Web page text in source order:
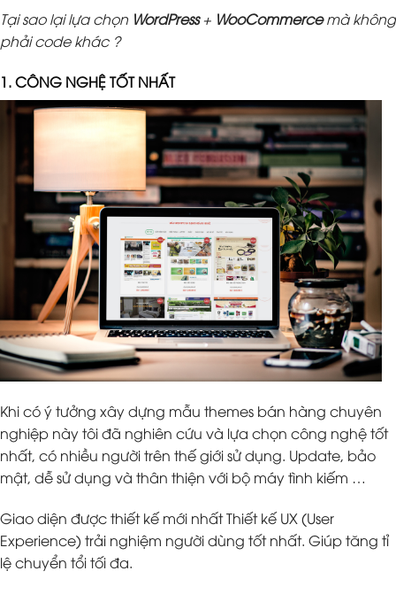
Tại sao lại lựa chọn WordPress+ WooCommercemà không
phải code khác ?
1. CÔNG NGHỆ TỐT NHẤT
Khi có ý tưởng xây dựng mẫu themes bán hàng chuyên
nghiệp này tôi đã nghiên cứu và lựa chọn công nghệ tốt
nhất, có nhiều người trên thế giới sử dụng. Update, bảo
mật, dễ sử dụng và thân thiện với bộ máy tình kiếm …
Giao diện được thiết kế mới nhất Thiết kế UX (User
Experience) trải nghiệm người dùng tốt nhất. Giúp tăng tỉ
lệ chuyển tổi tối đa.